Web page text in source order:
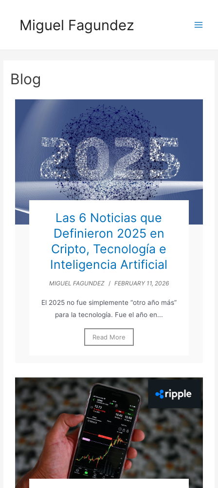
Miguel Fagundez
Blog
Las 6 Noticias que
Definieron 2025 en
Cripto, Tecnología e
Inteligencia Artificial
MIGUEL FAGUNDEZ / FEBRUARY 11, 2026
El 2025 no fue simplemente “otro año más”
para la tecnología. Fue el año en...
Read More